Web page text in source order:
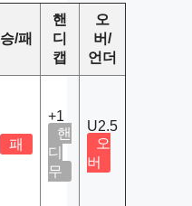
승/패
핸
디
캡
오
버/
언더
패
+1
핸
디
무
U2.5
오
버